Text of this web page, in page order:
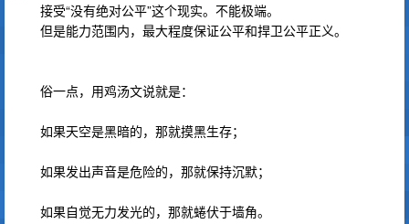
接受“没有绝对公平”这个现实。不能极端。
但是能力范围内，最大程度保证公平和捍卫公平正义。
俗一点，用鸡汤文说就是：
如果天空是黑暗的，那就摸黑生存；
如果发出声音是危险的，那就保持沉默；
如果自觉无力发光的，那就蜷伏于墙角。